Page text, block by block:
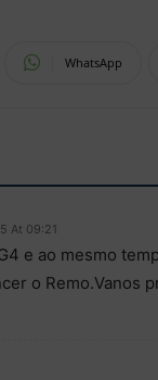
WhatsApp
At 09:21
e ao mesmo
o Remo.Vanos